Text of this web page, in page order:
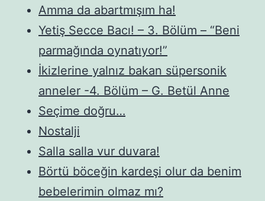
Amma da abartmışım ha!
Yetiş Secce Bacı! – 3. Bölüm – “Beni
parmağında oynatıyor!”
İkizlerine yalnız bakan süpersonik
anneler -4. Bölüm – G. Betül Anne
Seçime doğru…
Nostalji
Salla salla vur duvara!
Börtü böceğin kardeşi olur da benim
bebelerimin olmaz mı?